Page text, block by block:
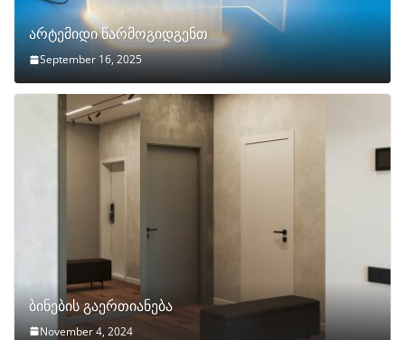
არტემიდი წარმოგიდგენთ
September 16, 2025
ბინების გაერთიანება
November 4, 2024